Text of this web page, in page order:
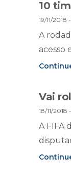
10
19/11/2018
A
acesso
Vai
18/11/2018
A FIFA